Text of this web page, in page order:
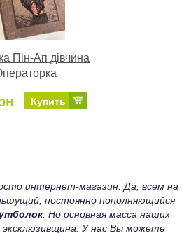
Пін-Ап дівчина
Купить
интернет-магазин. Да, всем на
постоянно пополняющийся
. Но основная масса наших
эксклюзивщина. У нас Вы можете